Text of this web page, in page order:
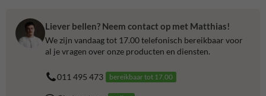
Liever bellen? Neem contact op met Matthias!
We zijn vandaag tot 17.00 telefonisch bereikbaar voor
al je vragen over onze producten en diensten.
011 495 473 bereikbaar tot 17.00